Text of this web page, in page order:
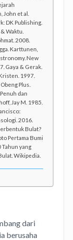
John et al.
DK Publishing.
Waktu.
2008.
Karttunen,
New
Gaya & Gerak.
1997.
Plus.
dan
Jay M. 1985.
2016.
Bulat?
Pertama Bumi
Tahun yang
Wikipedia.
dari
berusaha